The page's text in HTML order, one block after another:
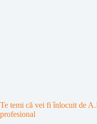
Te temi că vei fi înlocuit de
profesional